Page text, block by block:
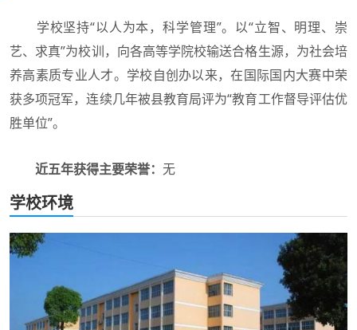
学校坚持“以人为本，科学管理”。以“立智、明理、崇
艺、求真”为校训，向各高等学院校输送合格生源，为社会培
养高素质专业人才。学校自创办以来，在国际国内大赛中荣
获多项冠军，连续几年被县教育局评为“教育工作督导评估优
胜单位”。
近五年获得主要荣誉： 无
学校环境